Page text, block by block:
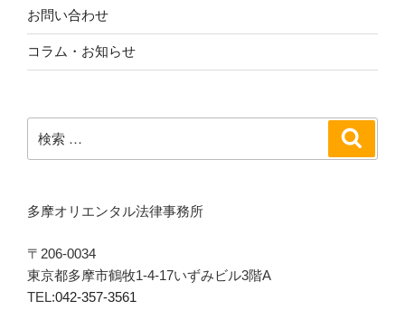
お問い合わせ
コラム・お知らせ
索:
多摩オリエンタル法律事務所
〒206-0034
東京都多摩市鶴牧1-4-17いずみビル3階A
TEL:042-357-3561